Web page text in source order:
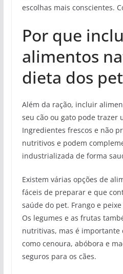
escolhas mais conscientes.
Por que
alimentos
dieta dos
Além da ração, incluir
seu cão ou gato pode trazer
Ingredientes frescos e não
nutritivos e podem
industrializada de forma
Existem várias opções de
fáceis de preparar e que
saúde do pet. Frango e
Os legumes e as frutas
nutritivas, mas é importante
como cenoura, abóbora e
seguros para os cães.